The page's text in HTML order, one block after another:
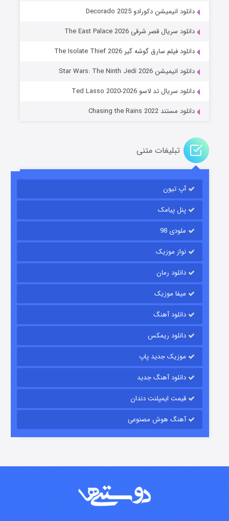
جادوگری در مغولستان
قسمت ۱۴ (زیرنویس) منتشر شد
قسمت
قسمت۲ (دوبله) منتشر شد
دانلود انیمیشن دکورادو Decorado 2025
دانلود سریال قصر شرقی The East Palace 2026
دانلود فیلم سارق گوشه گیر The Isolate Thief 2026
دانلود انیمیشن Star Wars: The Ninth Jedi 2026
دانلود سریال تد لاسو Ted Lasso 2020-2026
دانلود مستند Chasing the Rains 2022
تبلیغات متنی
آپ تیون
پنل پیامک
ملودی 98
نواز موزیک
دانلود رمان
میفا موزیک
دانلود آهنگ
دانلود ریمکس
موزیک جدید پاپ
دانلود آهنگ جدید
قیمت ایمپلنت دندان
آهنگ هوش مصنوعی